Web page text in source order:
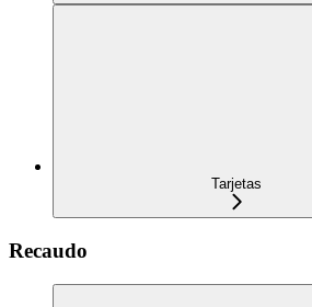
Tarjetas
Recaudo